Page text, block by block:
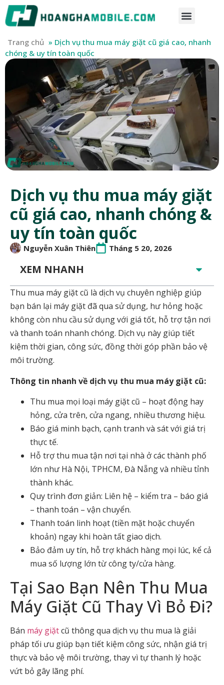
Trang chủ » Dịch vụ thu mua máy giặt cũ giá cao, nhanh
chóng & uy tín toàn quốc
Dịch vụ thu mua máy giặt
cũ giá cao, nhanh chóng &
uy tín toàn quốc
Nguyễn Xuân Thiên Tháng 5 20, 2026
XEM NHANH
Thu mua máy giặt cũ là dịch vụ chuyên nghiệp giúp
bạn bán lại máy giặt đã qua sử dụng, hư hỏng hoặc
không còn nhu cầu sử dụng với giá tốt, hỗ trợ tận nơi
và thanh toán nhanh chóng. Dịch vụ này giúp tiết
kiệm thời gian, công sức, đồng thời góp phần bảo vệ
môi trường.
Thông tin nhanh về dịch vụ thu mua máy giặt cũ:
Thu mua mọi loại máy giặt cũ – hoạt động hay
hỏng, cửa trên, cửa ngang, nhiều thương hiệu.
Báo giá minh bạch, cạnh tranh và sát với giá trị
thực tế.
Hỗ trợ thu mua tận nơi tại nhà ở các thành phố
lớn như Hà Nội, TPHCM, Đà Nẵng và nhiều tỉnh
thành khác.
Quy trình đơn giản: Liên hệ – kiểm tra – báo giá
– thanh toán – vận chuyển.
Thanh toán linh hoạt (tiền mặt hoặc chuyển
khoản) ngay khi hoàn tất giao dịch.
Bảo đảm uy tín, hỗ trợ khách hàng mọi lúc, kể cả
mua số lượng lớn từ công ty/cửa hàng.
Tại Sao Bạn Nên Thu Mua
Máy Giặt Cũ Thay Vì Bỏ Đi?
Bán máy giặtcũ thông qua dịch vụ thu mua là giải
pháp tối ưu giúp bạn tiết kiệm công sức, nhận giá trị
thực và bảo vệ môi trường, thay vì tự thanh lý hoặc
vứt bỏ gây lãng phí.